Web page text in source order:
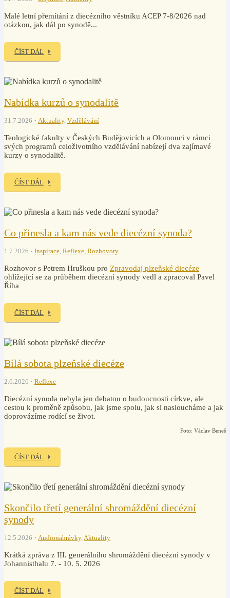
Malé letní přemítání z diecézního věstníku ACEP 7-8/2026 nad
otázkou, jak dál po synodě...
ČÍST DÁL
Nabídka kurzů o synodalitě
31.7.2026 Aktuality, Vzdělávání
Teologické fakulty v Českých Budějovicích a Olomouci v rámci
svých programů celoživotního vzdělávání nabízejí dva zajímavé
kurzy o synodalitě.
ČÍST DÁL
Co přinesla a kam nás vede diecézní synoda?
1.7.2026 Inspirace, Reflexe, Rozhovory
Rozhovor s Petrem Hruškou pro Zpravodaj plzeňské diecéze
ohlížející se za průběhem diecézní synody vedl a zpracoval Pavel
Říha
ČÍST DÁL
Bílá sobota plzeňské diecéze
2.6.2026 Reflexe
Diecézní synoda nebyla jen debatou o budoucnosti církve, ale
cestou k proměně způsobu, jak jsme spolu, jak si nasloucháme a jak
doprovázíme rodící se život.
Foto: Václav Beneš
ČÍST DÁL
Skončilo třetí generální shromáždění diecézní
synody
12.5.2026 Audionahrávky,Aktuality
Krátká zpráva z III. generálního shromáždění diecézní synody v
Johannisthalu 7. - 10. 5. 2026
ČÍST DÁL